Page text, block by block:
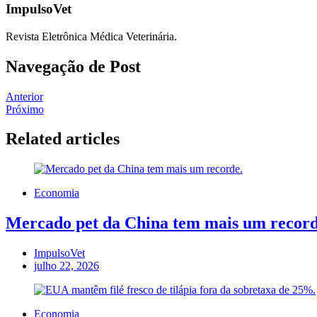
ImpulsoVet
Revista Eletrônica Médica Veterinária.
Navegação de Post
Anterior
Próximo
Related articles
Economia
Mercado pet da China tem mais um
ImpulsoVet
julho 22, 2026
Economia